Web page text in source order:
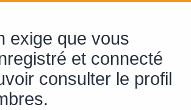
exige que vous
et connecté
consulter le profil